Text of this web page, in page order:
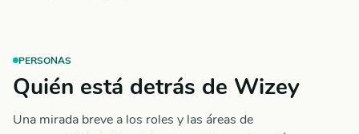
PERSONAS
Quién está detrás de Wizey
Una mirada breve a los roles y las áreas de